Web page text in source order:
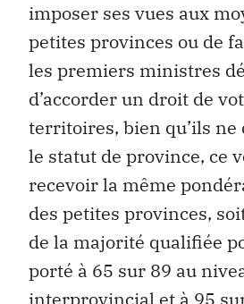
imposer ses vues aux
petites provinces ou de
les premiers ministres
d’accorder un droit de
territoires, bien qu’ils ne
le statut de province, ce
recevoir la même
des petites provinces,
de la majorité qualifiée
porté à 65 sur 89 au